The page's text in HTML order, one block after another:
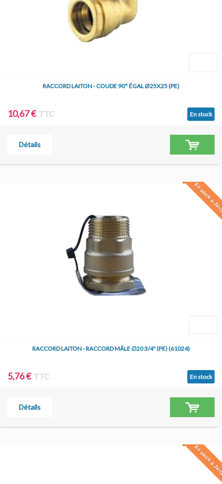
RACCORD LAITON - COUDE 90° ÉGAL Ø25X25 (PE)
10,67 € TTC En stock
Détails
En stock à
RACCORD LAITON - RACCORD MÂLE ∅20 3/4" (PE) (61024)
5,76 € TTC En stock
Détails
En stock à